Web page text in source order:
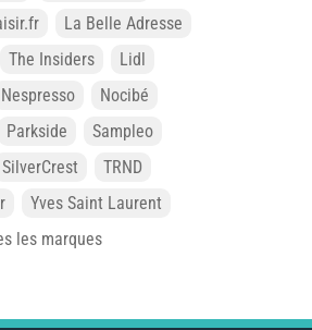
La Belle Adresse
The Insiders
Lidl
Nespresso
Nocibé
Parkside
Sampleo
SilverCrest
TRND
Yves Saint Laurent
les marques